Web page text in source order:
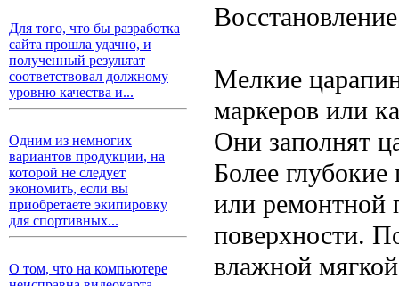
Для того, что бы разработка
сайта прошла удачно, и
полученный результат
соответствовал должному
уровню качества и...
Одним из немногих
вариантов продукции, на
которой не следует
экономить, если вы
приобретаете экипировку
для спортивных...
О том, что на компьютере
Мелкие
маркеров или
Они заполнят
Более
или ремонтной
поверхности.
влажной